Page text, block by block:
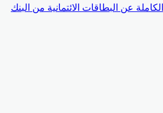
عن البطاقات الائتمانية من البنك